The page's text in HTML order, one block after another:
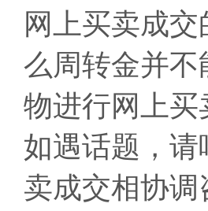
网上买卖成
么周转金并
物进行网上买
如遇话题，
卖成交相协